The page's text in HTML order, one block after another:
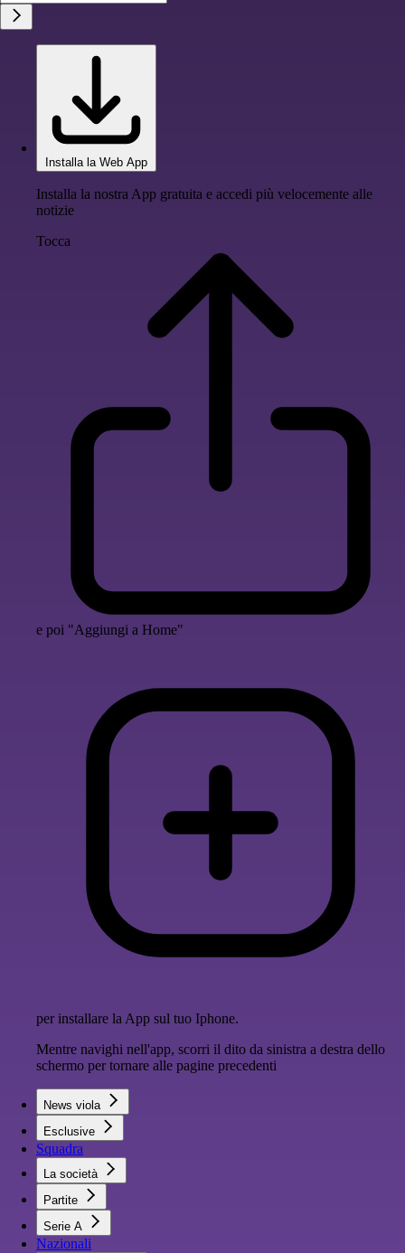
Installa la Web App
Installa la nostra App gratuita e accedi più velocemente alle
notizie
Tocca
e poi "Aggiungi a Home"
per installare la App sul tuo Iphone.
Mentre navighi nell'app, scorri il dito da sinistra a destra dello
schermo per tornare alle pagine precedenti
News viola
Esclusive
Squadra
La società
Partite
Serie A
Nazionali